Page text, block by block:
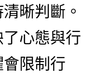
晰判斷。
心態與行
限制行